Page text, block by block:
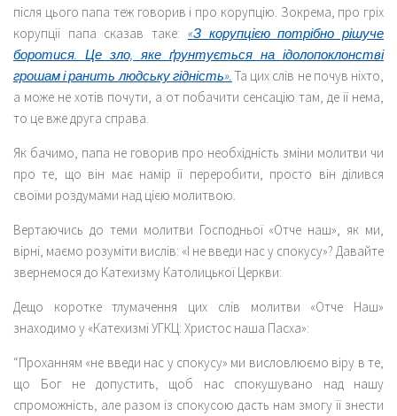
після цього папа теж говорив і про корупцію. Зокрема, про гріх
корупції папа сказав таке: «З корупцією потрібно рішуче
боротися. Це зло, яке ґрунтується на ідолопоклонстві
грошам і ранить людську гідність». Та цих слів не почув ніхто,
а може не хотів почути, а от побачити сенсацію там, де її нема,
то це вже друга справа.
Як бачимо, папа не говорив про необхідність зміни молитви чи
про те, що він має намір її переробити, просто він ділився
своїми роздумами над цією молитвою.
Вертаючись до теми молитви Господньої «Отче наш», як ми,
вірні, маємо розуміти вислів: «І не введи нас у спокусу»? Давайте
звернемося до Катехизму Католицької Церкви:
Дещо коротке тлумачення цих слів молитви «Отче Наш»
знаходимо у «Катехизмі УГКЦ: Христос наша Пасха»:
“Проханням «не введи нас у спокусу» ми висловлюємо віру в те,
що Бог не допустить, щоб нас спокушувано над нашу
спроможність, але разом із спокусою дасть нам змогу її знести